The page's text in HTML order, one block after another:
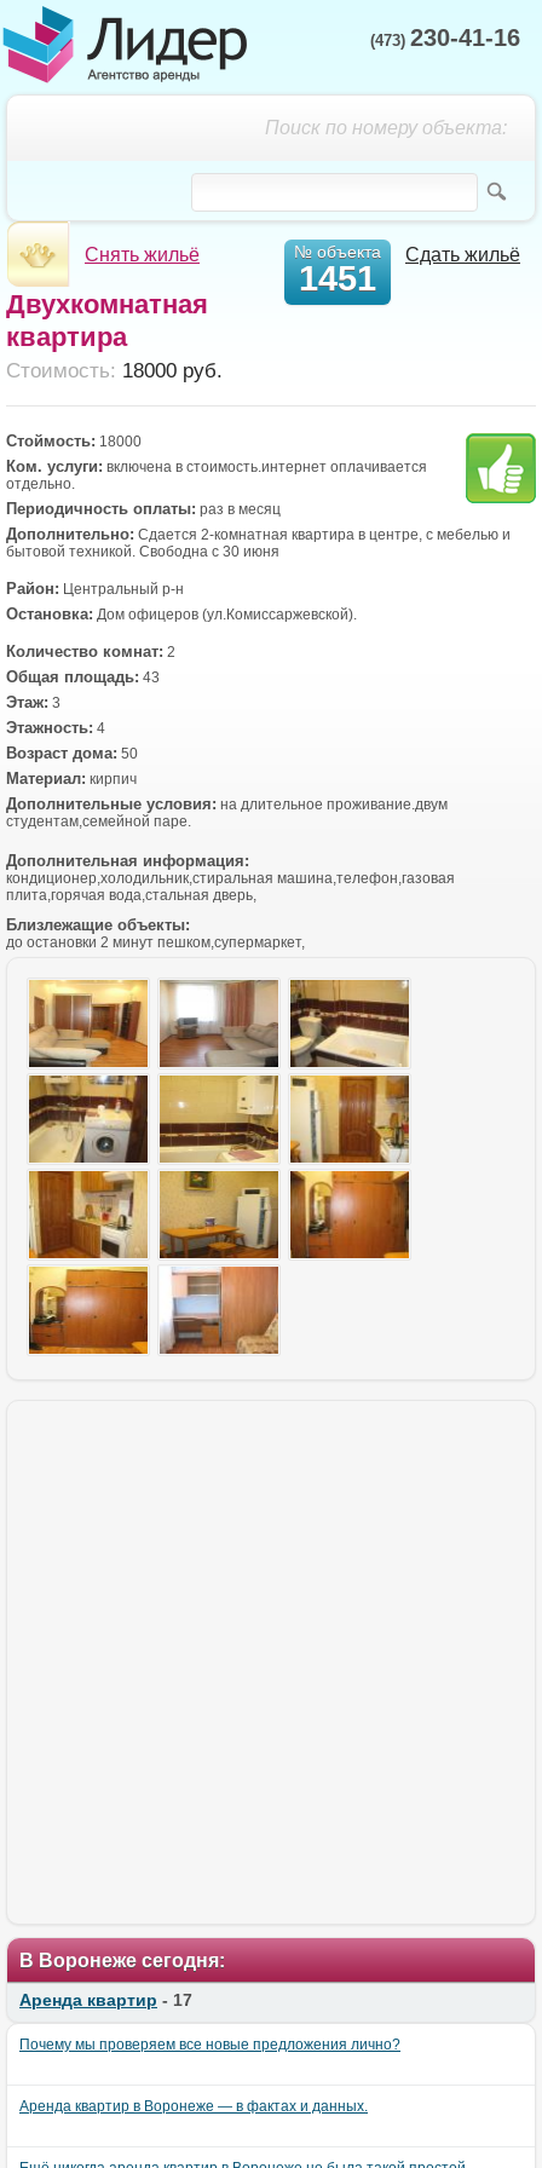
(473) 230-41-16
Поиск по номеру объекта:
Снять жильё Сдать жильё
№ объекта
1451
Двухкомнатная
квартира
Cтоимость: 18000 руб.
Стоймость: 18000
Ком. услуги: включена в стоимость.интернет оплачивается
отдельно.
Периодичность оплаты: раз в месяц
Дополнительно: Сдается 2-комнатная квартира в центре, с мебелью и
бытовой техникой. Свободна с 30 июня
Район: Центральный р-н
Остановка: Дом офицеров (ул.Комиссаржевской).
Количество комнат: 2
Общая площадь: 43
Этаж: 3
Этажность: 4
Возраст дома: 50
Материал: кирпич
Дополнительные условия: на длительное проживание.двум
студентам,семейной паре.
Дополнительная информация:
кондиционер,холодильник,стиральная машина,телефон,газовая
плита,горячая вода,стальная дверь,
Близлежащие объекты:
до остановки 2 минут пешком,супермаркет,
В Воронеже сегодня:
Аренда квартир - 17
Почему мы проверяем все новые предложения лично?
Аренда квартир в Воронеже — в фактах и данных.